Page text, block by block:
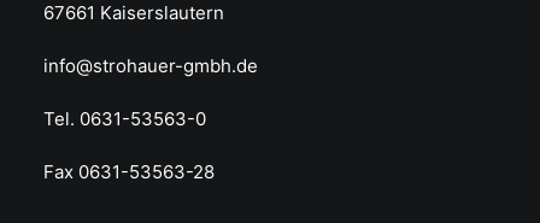
67661 Kaiserslautern
info@strohauer-gmbh.de
Tel. 0631-53563-0
Fax 0631-53563-28